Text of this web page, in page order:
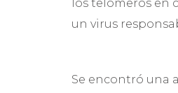
los telómeros en
un virus
Se encontró una